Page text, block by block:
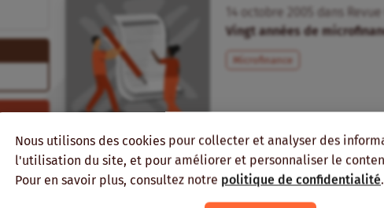
Nous utilisons des cookies pour collecter et analyser des
l'utilisation du site, et pour améliorer et personnaliser le
Pour en savoir plus, consultez notre politique de confidentialité.
14 octobre dans
Vingt années de
Microfinance